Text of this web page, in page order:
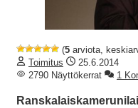
(5 arviota,
Toimitus
25.6.2014
2790 Näyttökerrat
1